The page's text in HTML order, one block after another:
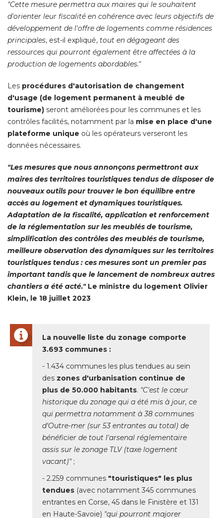
"Cette mesure permettra aux maires qui le souhaitent
d'orienter leur fiscalité en cohérence avec leurs objectifs de
développement de l'offre de logements comme résidences
principales, est-il expliqué, tout en dégageant des
ressources qui pourront également être affectées à la
production de logements abordables."
Les procédures d'autorisation de changement
d'usage (de logement permanent à meublé de
tourisme) seront améliorées pour les communes et les
contrôles facilités, notamment par la mise en place d'une
plateforme unique où les opérateurs verseront les
données nécessaires.
"Les mesures que nous annonçons permettront aux
maires des territoires touristiques tendus de disposer de
nouveaux outils pour trouver le bon équilibre entre
accès au logement et dynamiques touristiques.
Adaptation de la fiscalité, application et renforcement
de la réglementation sur les meublés de tourisme,
simplification des contrôles des meublés de tourisme,
meilleure observation des dynamiques sur les territoires
touristiques tendus : ces mesures sont un premier pas
important tandis que le lancement de nombreux autres
chantiers a été acté."Le ministre du logement Olivier
Klein, le 18 juillet 2023
La nouvelle liste du zonage comporte
3.693 communes :
- 1.434 communes les plus tendues au sein
des zones d'urbanisation continue de
plus de 50.000 habitants. "C'est le cœur
historique du zonage qui a été mis à jour, ce
qui permettra notamment à 38 communes
d'Outre-mer (sur 53 entrantes au total) de
bénéficier de tout l'arsenal réglementaire
assis sur le zonage TLV (taxe logement
vacant)" ;
- 2.259 communes "touristiques" les plus
tendues (avec notamment 345 communes
entrantes en Corse, 45 dans le Finistère et 131
en Haute-Savoie) "qui pourront majorer